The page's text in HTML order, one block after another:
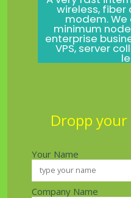
wireless,
modem.
minimum
enterprise
VPS, server
Dropp your
Your Name
Company Name